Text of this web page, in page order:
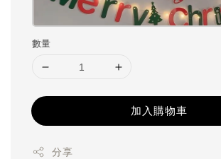
數量
加入購物車
分享